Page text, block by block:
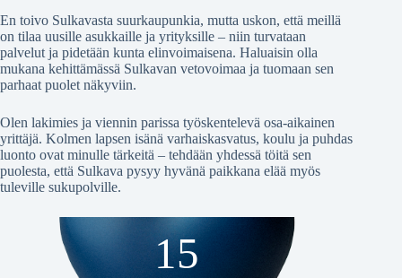
En toivo Sulkavasta suurkaupunkia, mutta uskon, että meillä
on tilaa uusille asukkaille ja yrityksille – niin turvataan
palvelut ja pidetään kunta elinvoimaisena. Haluaisin olla
mukana kehittämässä Sulkavan vetovoimaa ja tuomaan sen
parhaat puolet näkyviin.
Olen lakimies ja viennin parissa työskentelevä osa-aikainen
yrittäjä. Kolmen lapsen isänä varhaiskasvatus, koulu ja puhdas
luonto ovat minulle tärkeitä – tehdään yhdessä töitä sen
puolesta, että Sulkava pysyy hyvänä paikkana elää myös
tuleville sukupolville.
15